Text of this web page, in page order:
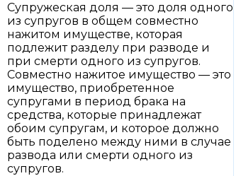
Супружеская доля — это доля одного
из супругов в общем совместно
нажитом имуществе, которая
подлежит разделу при разводе и
при смерти одного из супругов.
Совместно нажитое имущество — это
имущество, приобретенное
супругами в период брака на
средства, которые принадлежат
обоим супругам, и которое должно
быть поделено между ними в случае
развода или смерти одного из
супругов.